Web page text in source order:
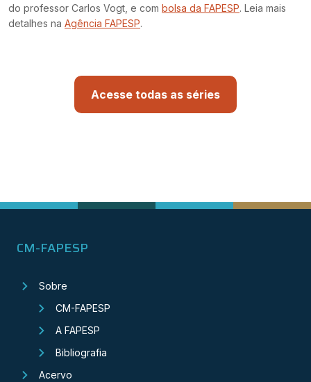
do professor Carlos Vogt, e com bolsa da FAPESP. Leia mais
detalhes na Agência FAPESP.
Acesse todas as séries
CM-FAPESP
Sobre
CM-FAPESP
A FAPESP
Bibliografia
Acervo